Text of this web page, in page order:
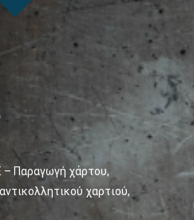
Παραγωγή χάρτου,
χαρτιού,